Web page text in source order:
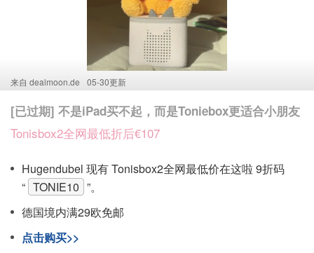
来自 dealmoon.de 05-30更新
[已过期] 不是iPad买不起，而是Toniebox更适合小朋友
Tonisbox2全网最低折后€107
Hugendubel 现有 Tonisbox2全网最低价在这啦 9折码
“ TONIE10 ”。
德国境内满29欧免邮
点击购买>>